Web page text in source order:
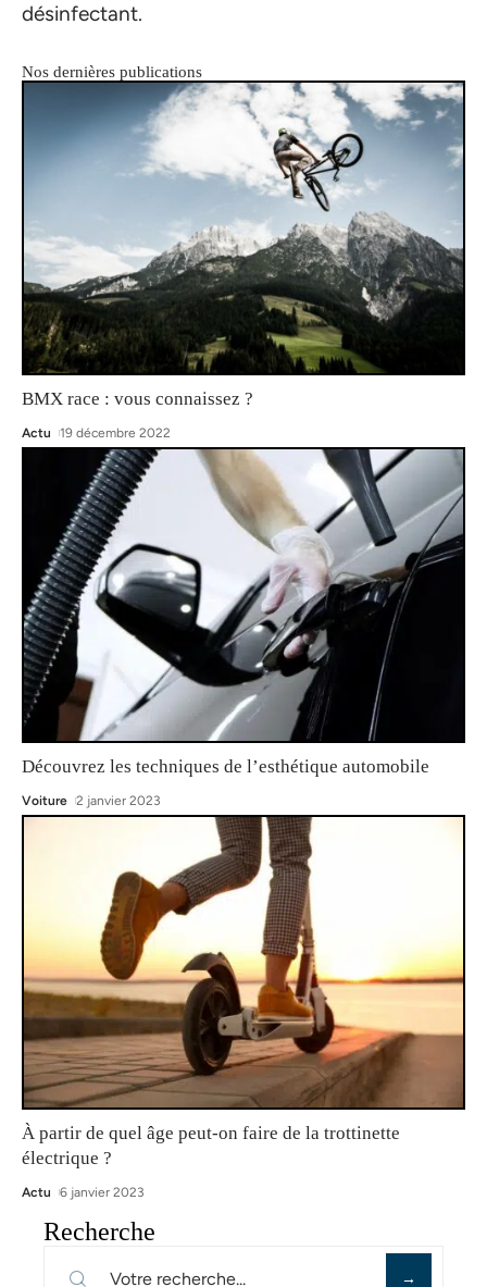
désinfectant.
Nos dernières publications
BMX race : vous connaissez ?
Actu 19 décembre 2022
Découvrez les techniques de l’esthétique automobile
Voiture 2 janvier 2023
À partir de quel âge peut-on faire de la trottinette
électrique ?
Actu 6 janvier 2023
Recherche